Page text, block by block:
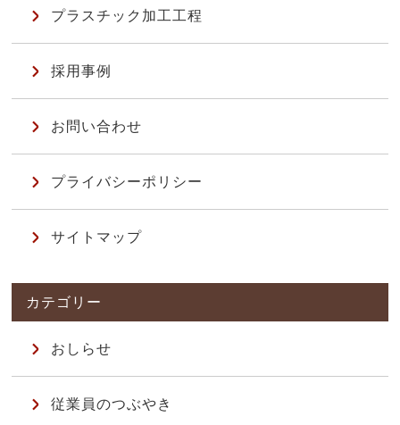
プラスチック加工工程
採用事例
お問い合わせ
プライバシーポリシー
サイトマップ
おしらせ
従業員のつぶやき